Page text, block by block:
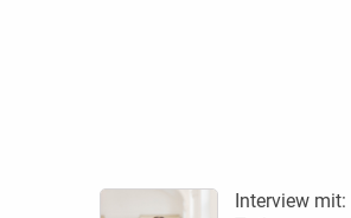
Interview mit: